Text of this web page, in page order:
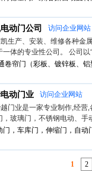
动门公司
访问企业网站
生产、安装、维修各种金
一体的专业性公司。 公司
卷帘门（彩板、镀锌板、
动门业
访问企业网站
门业是一家专业制作,经营
，玻璃门，不锈钢电动、
门，车库门，伸缩门，自动
1 2